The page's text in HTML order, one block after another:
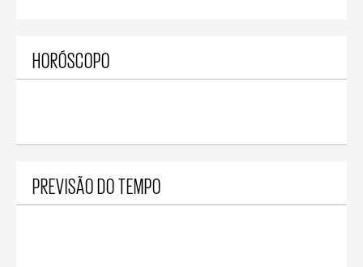
HORÓSCOPO
PREVISÃO DO TEMPO